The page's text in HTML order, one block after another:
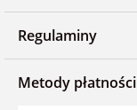
Regulaminy
Metody płatności